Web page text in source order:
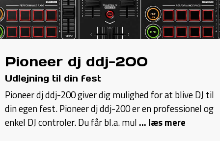
Pioneer dj ddj-200
Udlejning til din fest
Pioneer dj ddj-200 giver dig mulighed for at blive DJ til
din egen fest. Pioneer dj ddj-200 er en professionel og
enkel DJ controler. Du får bl.a. mul ... læs mere